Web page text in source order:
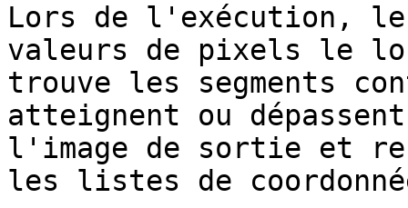
Lors de l'exécution,
valeurs de pixels le
trouve les segments
atteignent ou
l'image de sortie et
les listes de